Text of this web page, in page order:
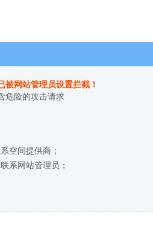
被网站管理员设置拦截！
危险的攻击请求
空间提供商；
系网站管理员；